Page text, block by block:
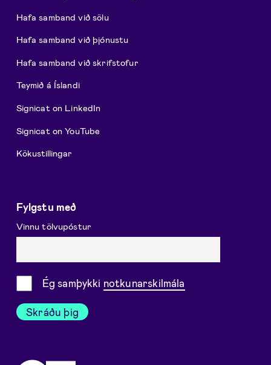
Hafa samband við sölu
Hafa samband við þjónustu
Hafa samband við skrifstofur
Teymið á Íslandi
Signicat on LinkedIn
Signicat on YouTube
Kökustillingar
Fylgstu með
Vinnu tölvupóstur
SamþykkiÉg samþykki notkunarskilmála
Skráðu þig